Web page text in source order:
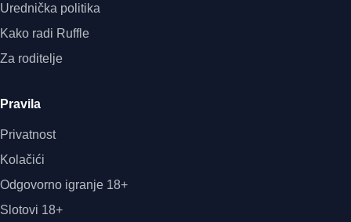
Urednička politika
Kako radi Ruffle
Za roditelje
Pravila
Privatnost
Kolačići
Odgovorno igranje 18+
Slotovi 18+